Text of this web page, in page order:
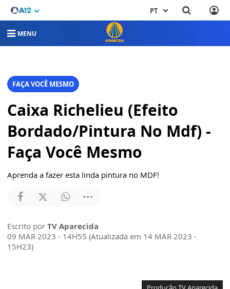
PT
MENU
FAÇA VOCÊ MESMO
Caixa Richelieu (Efeito
Bordado/Pintura No Mdf) -
Faça Você Mesmo
Aprenda a fazer esta linda pintura no MDF!
Escrito por TV Aparecida
09 MAR 2023 - 14H55 (Atualizada em 14 MAR 2023 -
15H23)